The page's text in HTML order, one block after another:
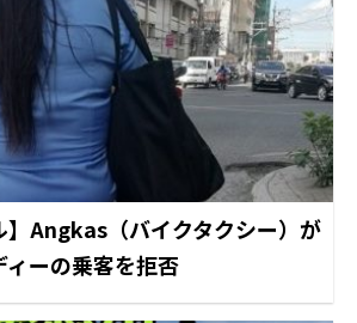
】Angkas（バイクタクシー）が
ーの乗客を拒否